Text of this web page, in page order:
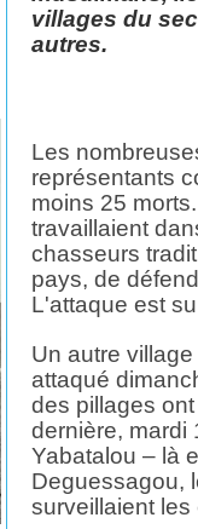
villages du
autres.
Les
représentants
moins 25
travaillaient
chasseurs
pays, de
L'attaque est
Un autre
attaqué
des pillages
dernière, mardi
Yabatalou – là
Deguessagou,
surveillaient